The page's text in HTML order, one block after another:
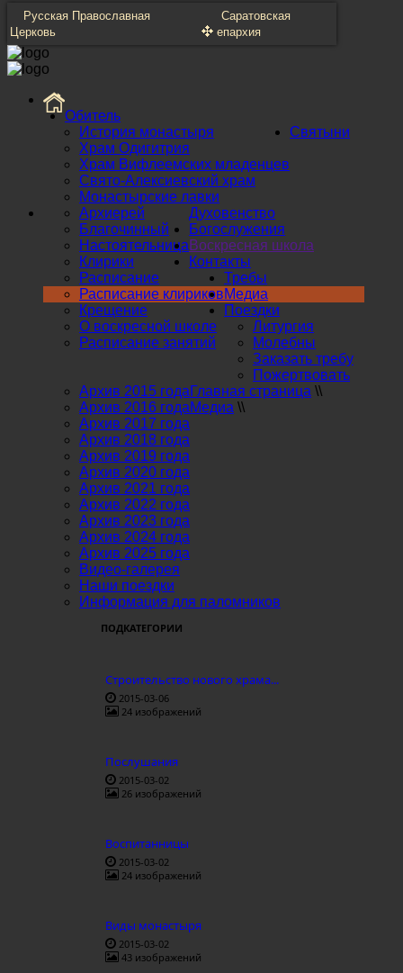
Русская Православная
Церковь
Саратовская
епархия
Обитель
История монастыря
Храм Одигитрия
Храм Вифлеемских младенцев
Свято-Алексиевский храм
Монастырские лавки
Святыни
Духовенство
Архиерей
Благочинный
Настоятельница
Клирики
Богослужения
Расписание
Расписание клириков
Крещение
Воскресная школа
О воскресной школе
Расписание занятий
Контакты
Требы
Литургия
Молебны
Заказать требу
Пожертвовать
Медиа
Архив 2015 года
Архив 2016 года
Архив 2017 года
Архив 2018 года
Архив 2019 года
Архив 2020 года
Архив 2021 года
Архив 2022 года
Архив 2023 года
Архив 2024 года
Архив 2025 года
Видео-галерея
Поездки
Наши поездки
Информация для паломников
Главная страница \\
Медиа \\
ПОДКАТЕГОРИИ
Строительство нового храма...
2015-03-06
24 изображений
Послушания
2015-03-02
26 изображений
Воспитанницы
2015-03-02
24 изображений
Виды монастыря
2015-03-02
43 изображений